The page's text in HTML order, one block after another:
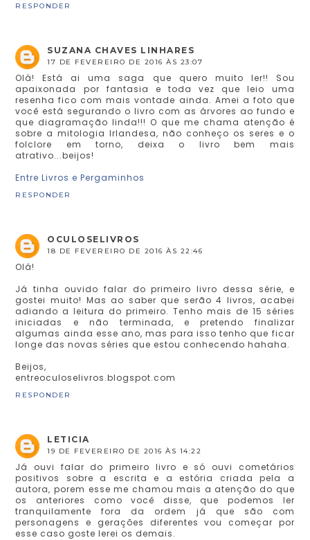
RESPONDER
SUZANA CHAVES LINHARES
17 DE FEVEREIRO DE 2016 ÀS 23:07
Olá! Está ai uma saga que quero muito ler!! Sou
apaixonada por fantasia e toda vez que leio uma
resenha fico com mais vontade ainda. Amei a foto que
você está segurando o livro com as árvores ao fundo e
que diagramação linda!!! O que me chama atenção é
sobre a mitologia Irlandesa, não conheço os seres e o
folclore em torno, deixa o livro bem mais
atrativo...beijos!
Entre Livros e Pergaminhos
RESPONDER
OCULOSELIVROS
18 DE FEVEREIRO DE 2016 ÀS 22:46
Olá!
Já tinha ouvido falar do primeiro livro dessa série, e
gostei muito! Mas ao saber que serão 4 livros, acabei
adiando a leitura do primeiro. Tenho mais de 15 séries
iniciadas e não terminada, e pretendo finalizar
algumas ainda esse ano, mas para isso tenho que ficar
longe das novas séries que estou conhecendo hahaha.
Beijos,
entreoculoselivros.blogspot.com
RESPONDER
LETICIA
19 DE FEVEREIRO DE 2016 ÀS 14:22
Já ouvi falar do primeiro livro e só ouvi cometários
positivos sobre a escrita e a estória criada pela a
autora, porem esse me chamou mais a atenção do que
os anteriores como você disse, que podemos ler
tranquilamente fora da ordem já que são com
personagens e gerações diferentes vou começar por
esse caso goste lerei os demais.